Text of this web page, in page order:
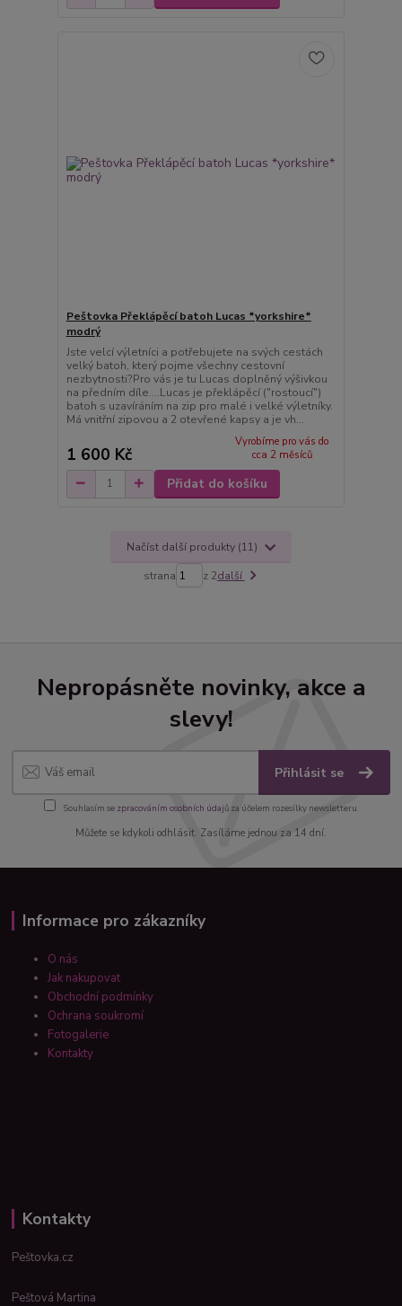
Peštovka Překlápěcí batoh Lucas *yorkshire*
modrý
Jste velcí výletníci a potřebujete na svých cestách
velký batoh, který pojme všechny cestovní
nezbytnosti?Pro vás je tu Lucas doplněný výšivkou
na předním díle....Lucas je překlápěcí ("rostoucí")
batoh s uzavíráním na zip pro malé i velké výletníky.
Má vnitřní zipovou a 2 otevřené kapsy a je vh...
1 600 Kč
Vyrobíme pro vás do
cca 2 měsíců
Přidat do košíku
Načíst další produkty (11)
strana z 2další
Nepropásněte novinky, akce a
slevy!
Přihlásit se
Souhlasím se zpracováním osobních údajůza účelem rozesílky newsletteru.
Můžete se kdykoli odhlásit. Zasíláme jednou za 14 dní.
Informace pro zákazníky
O nás
Jak nakupovat
Obchodní podmínky
Ochrana soukromí
Fotogalerie
Kontakty
Kontakty
Peštovka.cz
Peštová Martina